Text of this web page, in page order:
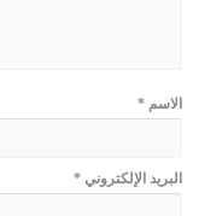
الاسم*
البريد الإلكتروني*